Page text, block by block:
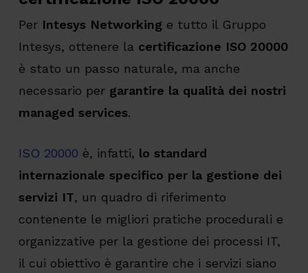
Per Intesys Networkinge tutto il Gruppo
Intesys, ottenere la certificazione ISO 20000
è stato un passo naturale, ma anche
necessario per garantire la qualità dei nostri
managed services.
ISO 20000 è, infatti, lo standard
internazionale specifico per la gestione dei
servizi IT, un quadro di riferimento
contenente le migliori pratiche procedurali e
organizzative per la gestione dei processi IT,
il cui obiettivo è garantire che i servizi siano